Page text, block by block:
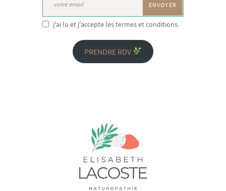
j'ai lu et j'accepte les termes et conditions.
PRENDRE RDV